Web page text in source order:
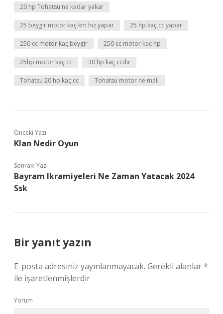
20 hp Tohatsu ne kadar yakar
25 beygir motor kaç km hız yapar 25 hp kaç cc yapar
250 cc motor kaç beygir 250 cc motor kaç hp
25hp motor kaç cc 30 hp kaç ccdir
Tohatsu 20 hp kaç cc Tohatsu motor ne malı
Önceki Yazı
Klan Nedir Oyun
Sonraki Yazı
Bayram Ikramiyeleri Ne Zaman Yatacak 2024
Ssk
Bir yanıt yazın
E-posta adresiniz yayınlanmayacak. Gerekli alanlar*
ile işaretlenmişlerdir
Yorum